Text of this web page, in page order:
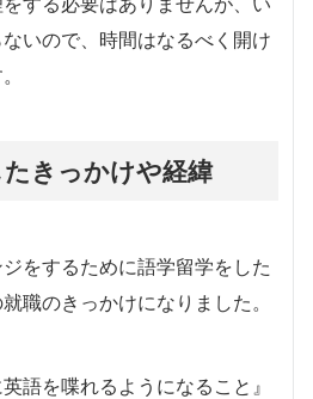
いので、時間はなるべく開け
きっかけや経緯
をするために語学留学をした
職のきっかけになりました。
語を喋れるようになること』